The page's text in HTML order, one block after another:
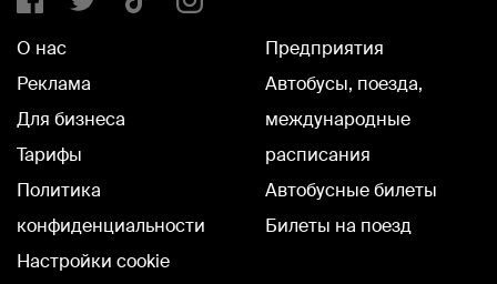
О нас
Реклама
Для бизнеса
Тарифы
Политика
конфиденциальности
Настройки cookie
Предприятия
Автобусы, поезда,
международные
расписания
Автобусные билеты
Билеты на поезд